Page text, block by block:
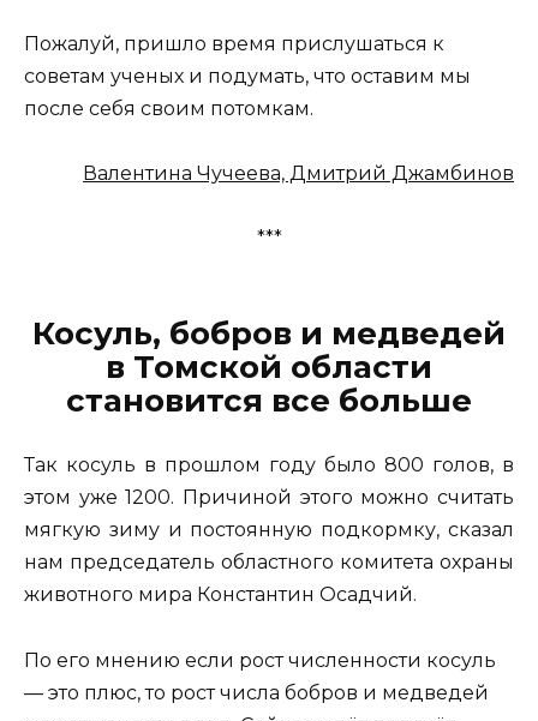
Пожалуй, пришло время прислушаться к
советам ученых и подумать, что оставим мы
после себя своим потомкам.
Валентина Чучеева, Дмитрий Джамбинов
***
Косуль, бобров и медведей
в Томской области
становится все больше
Так косуль в прошлом году было 800 голов, в
этом уже 1200. Причиной этого можно считать
мягкую зиму и постоянную подкормку, сказал
нам председатель областного комитета охраны
животного мира Константин Осадчий.
По его мнению если рост численности косуль
— это плюс, то рост числа бобров и медведей